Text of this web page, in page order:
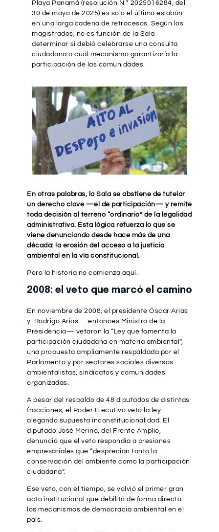
Playa Panamá (resolución N.° 2025016284, del
30 de mayo de 2025) es solo el último eslabón
en una larga cadena de retrocesos. Según los
magistrados, no es función de la Sala
determinar si debió celebrarse una consulta
ciudadana o cuál mecanismo garantizaría la
participación de las comunidades.
En otras palabras, la Sala se abstiene de tutelar
un derecho clave —el de participación— y remite
toda decisión al terreno “ordinario” de la legalidad
administrativa. Esta lógica refuerza lo que se
viene denunciando desde hace más de una
década: la erosión del acceso a la justicia
ambiental en la vía constitucional.
Pero la historia no comienza aquí.
2008: el veto que marcó el camino
En noviembre de 2008, el presidente Óscar Arias
y Rodrigo Arias —entonces Ministro de la
Presidencia— vetaron la “Ley que fomenta la
participación ciudadana en materia ambiental”,
una propuesta ampliamente respaldada por el
Parlamento y por sectores sociales diversos:
ambientalistas, sindicatos y comunidades
organizadas.
A pesar del respaldo de 48 diputados de distintas
fracciones, el Poder Ejecutivo vetó la ley
alegando supuesta inconstitucionalidad. El
diputado José Merino, del Frente Amplio,
denunció que el veto respondía a presiones
empresariales que “desprecian tanto la
conservación del ambiente como la participación
ciudadana”.
Ese veto, con el tiempo, se volvió el primer gran
acto institucional que debilitó de forma directa
los mecanismos de democracia ambiental en el
país.